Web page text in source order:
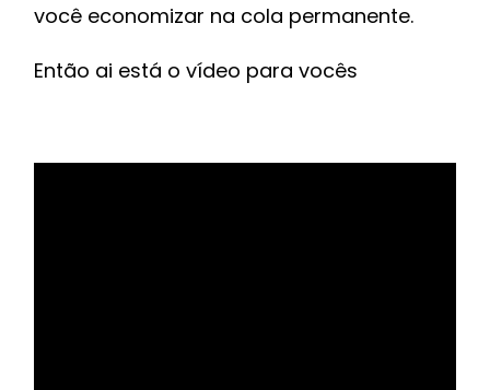
você economizar na cola permanente.
Então ai está o vídeo para vocês